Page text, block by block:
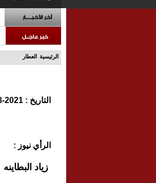
الرئيسية العطار
التاريخ : 2021-08-31
الرأي نيوز :
زياد البطاينه